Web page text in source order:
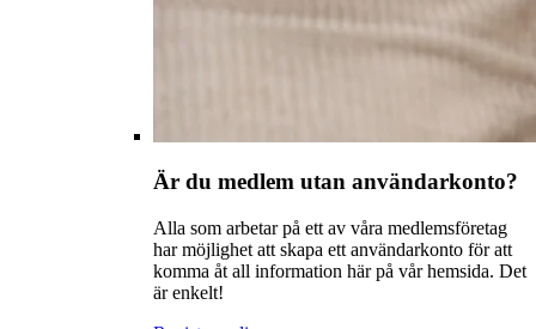
Är du medlem utan användarkonto?
Alla som arbetar på ett av våra medlemsföretag
har möjlighet att skapa ett användarkonto för att
komma åt all information här på vår hemsida. Det
är enkelt!